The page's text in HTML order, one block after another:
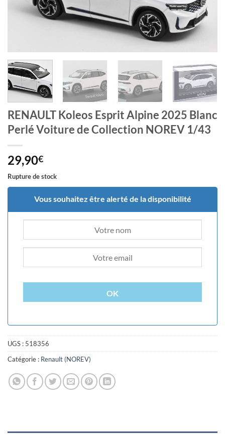
RENAULT Koleos Esprit Alpine 2025 Blanc
Perlé Voiture de Collection NOREV 1/43
29,90€
Rupture de stock
Vous souhaitez être alerté de la disponibilité
OK
UGS : 518356
Catégorie : Renault (NOREV)